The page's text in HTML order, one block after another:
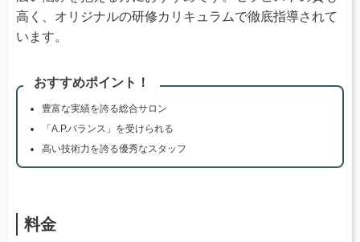
高く、オリジナルの研修カリキュラムで徹底指導されて
います。
おすすめポイント！
豊富な実績を誇る総合サロン
「A.P.バランス」を受けられる
高い技術力を誇る優秀なスタッフ
料金